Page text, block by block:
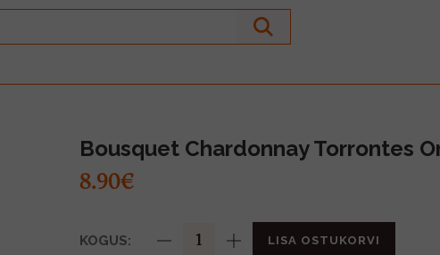
Bousquet Chardonnay Torrontes
8.90€
KOGUS: LISA OSTUKORVI